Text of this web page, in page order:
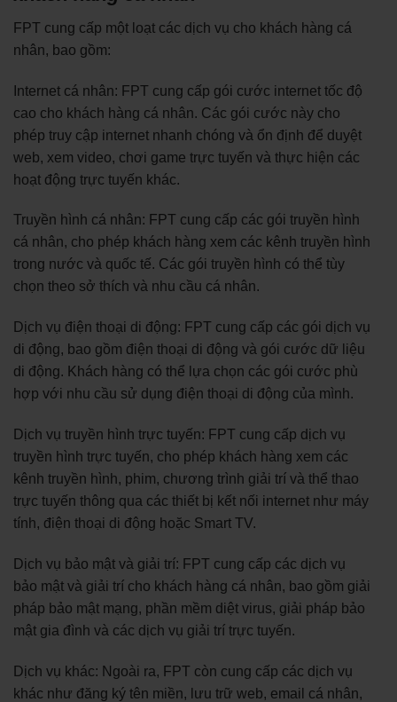
FPT cung cấp một loạt các dịch vụ cho khách hàng cá
nhân, bao gồm:
Internet cá nhân: FPT cung cấp gói cước internet tốc độ
cao cho khách hàng cá nhân. Các gói cước này cho
phép truy cập internet nhanh chóng và ổn định để duyệt
web, xem video, chơi game trực tuyến và thực hiện các
hoạt động trực tuyến khác.
Truyền hình cá nhân: FPT cung cấp các gói truyền hình
cá nhân, cho phép khách hàng xem các kênh truyền hình
trong nước và quốc tế. Các gói truyền hình có thể tùy
chọn theo sở thích và nhu cầu cá nhân.
Dịch vụ điện thoại di động: FPT cung cấp các gói dịch vụ
di động, bao gồm điện thoại di động và gói cước dữ liệu
di động. Khách hàng có thể lựa chọn các gói cước phù
hợp với nhu cầu sử dụng điện thoại di động của mình.
Dịch vụ truyền hình trực tuyến: FPT cung cấp dịch vụ
truyền hình trực tuyến, cho phép khách hàng xem các
kênh truyền hình, phim, chương trình giải trí và thể thao
trực tuyến thông qua các thiết bị kết nối internet như máy
tính, điện thoại di động hoặc Smart TV.
Dịch vụ bảo mật và giải trí: FPT cung cấp các dịch vụ
bảo mật và giải trí cho khách hàng cá nhân, bao gồm giải
pháp bảo mật mạng, phần mềm diệt virus, giải pháp bảo
mật gia đình và các dịch vụ giải trí trực tuyến.
Dịch vụ khác: Ngoài ra, FPT còn cung cấp các dịch vụ
khác như đăng ký tên miền, lưu trữ web, email cá nhân,